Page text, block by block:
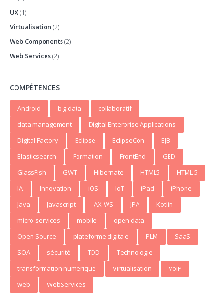
UX(1)
Virtualisation (2)
Web Components(2)
Web Services(2)
COMPÉTENCES
Android big data
collaboratif
data management
Digital Enterprise Applications
Digital Factory
Eclipse EclipseCon
EJB
Elasticsearch
Formation FrontEnd
GED
GlassFish
GWT Hibernate HTML5
HTML 5
IA
Innovation iOS IoT iPad
iPhone
Java
Javascript JAX-WS JPA
Kotlin
micro-services
mobile
open data
Open Source
plateforme digitale PLM
SaaS
SOA
sécurité TDD
Technologie
transformation numerique
Virtualisation
VoIP
web
WebServices